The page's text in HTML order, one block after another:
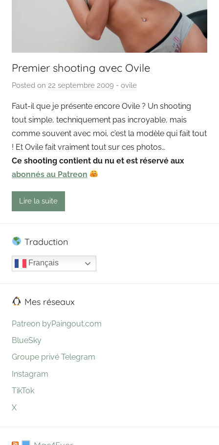
Premier shooting avec Ovile
Posted on 22 septembre 2009 b
P
a
i
n
g
- ovile
Faut-il que je présente encore Ovile ? Un shooting
tout simple, techniquement pas incroyable, mais
comme souvent avec moi, c’est la modèle qui fait tout
! Et Ovile fait vraiment tout sur ces photos…
Ce shooting contient du nu et est réservé aux
abonnés au Patreon
Lire la suite
Traduction
Français
Mes réseaux
Patreon byPaingout.com
BlueSky
Groupe privé Telegram
Instagram
TikTok
X